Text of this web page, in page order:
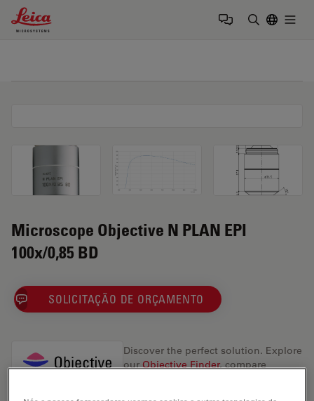
Leica Microsystems Logo
Microscope Objective N PLAN EPI
100x/0,85 BD
SOLICITAÇÃO DE ORÇAMENTO
Discover the perfect solution. Explore
ourObjective Finder, compare